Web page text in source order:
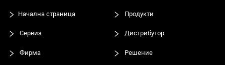
Начална страница Продукти
Сервиз Дистрибутор
Фирма Решение